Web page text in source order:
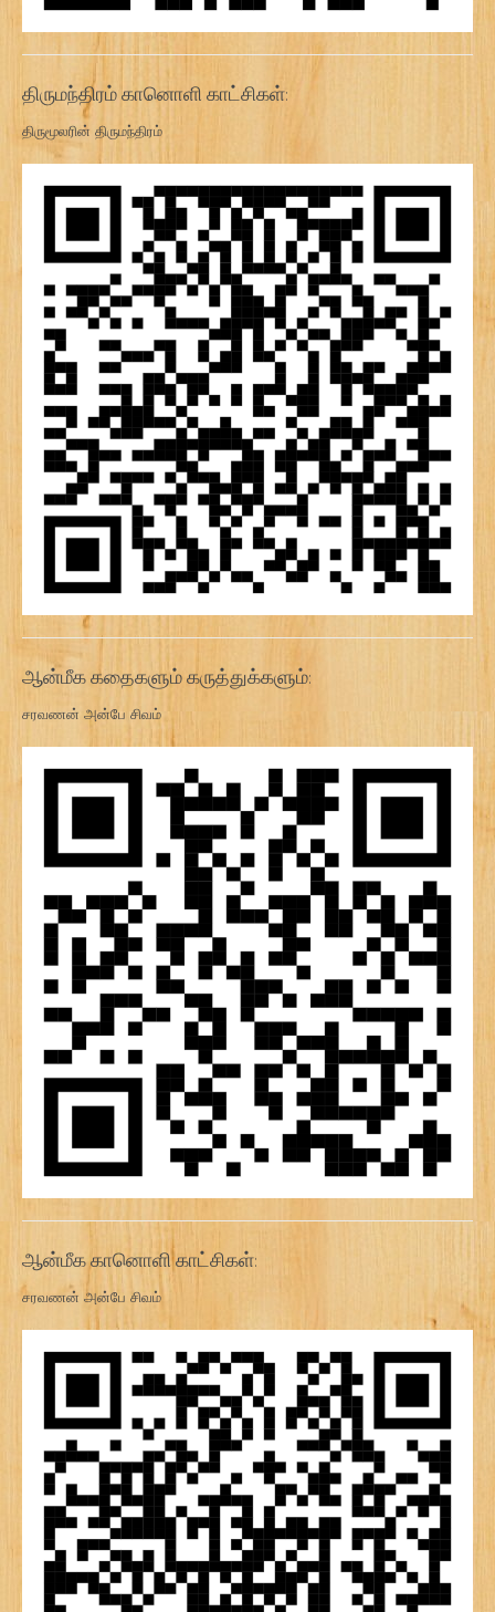
திருமந்திரம் கானொளி காட்சிகள்:
திருமூலரின் திருமந்திரம்
ஆன்மீக கதைகளும் கருத்துக்களும்:
சரவணன் அன்பே சிவம்
ஆன்மீக கானொளி காட்சிகள்:
சரவணன் அன்பே சிவம்